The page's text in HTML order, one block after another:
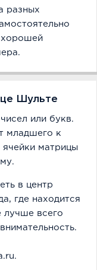
разных
хорошей
Шульте
или букв.
младшего к
матрицы
в центр
где находится
лучше всего